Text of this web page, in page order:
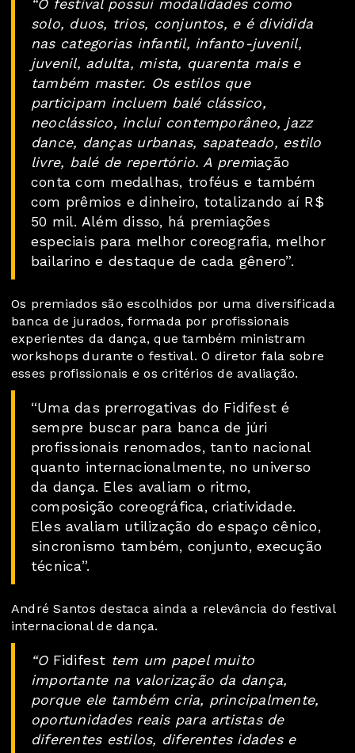
“O festival possui modalidades como
solo, duos, trios, conjuntos, e é dividida
nas categorias infantil, infanto-juvenil,
juvenil, adulta, mista, quarenta mais e
também master. Os estilos que
participam incluem balé clássico,
neoclássico, inclui contemporâneo, jazz
dance, danças urbanas, sapateado, estilo
livre, balé de repertório. A premiação
conta com medalhas, troféus e também
com prêmios e dinheiro, totalizando aí R$
50 mil. Além disso, há premiações
especiais para melhor coreografia, melhor
bailarino e destaque de cada gênero”.
Os premiados são escolhidos por uma diversificada
banca de jurados, formada por profissionais
experientes da dança, que também ministram
workshops durante o festival. O diretor fala sobre
esses profissionais e os critérios de avaliação.
“Uma das prerrogativas do Fidifest é
sempre buscar para banca de júri
profissionais renomados, tanto nacional
quanto internacionalmente, no universo
da dança. Eles avaliam o ritmo,
composição coreográfica, criatividade.
Eles avaliam utilização do espaço cênico,
sincronismo também, conjunto, execução
técnica”.
André Santos destaca ainda a relevância do festival
internacional de dança.
“O Fidifest tem um papel muito
importante na valorização da dança,
porque ele também cria, principalmente,
oportunidades reais para artistas de
diferentes estilos, diferentes idades e